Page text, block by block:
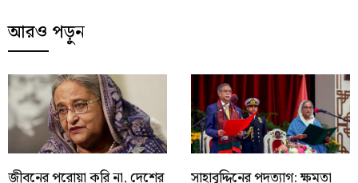
আরও পড়ুন
জীবনের পরোয়া করি না, দেশের সাহাবু্দ্দিনের পদত্যাগ: ক্ষমতা